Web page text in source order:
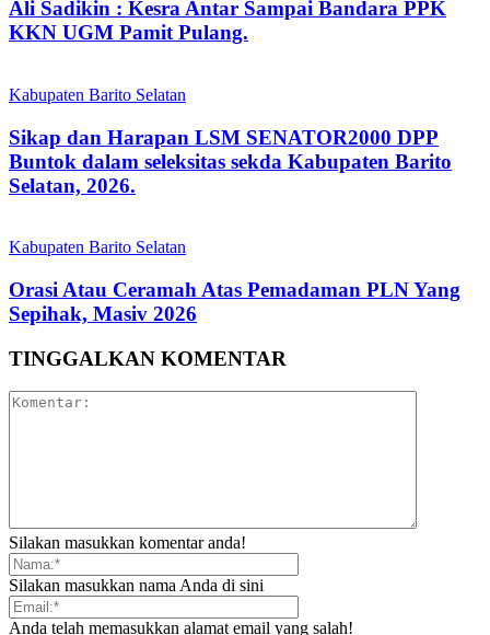
Ali Sadikin : Kesra Antar Sampai Bandara PPK
KKN UGM Pamit Pulang.
Kabupaten Barito Selatan
Sikap dan Harapan LSM SENATOR2000 DPP
Buntok dalam seleksitas sekda Kabupaten Barito
Selatan, 2026.
Kabupaten Barito Selatan
Orasi Atau Ceramah Atas Pemadaman PLN Yang
Sepihak, Masiv 2026
TINGGALKAN KOMENTAR
Silakan masukkan komentar anda!
Silakan masukkan nama Anda di sini
Anda telah memasukkan alamat email yang salah!